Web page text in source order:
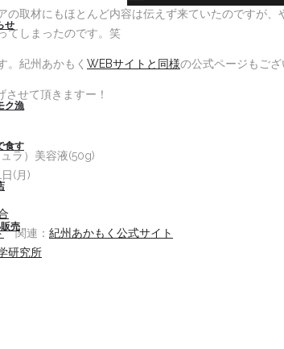
せ
ク漁
食す
売
の取材にもほとんど内容は伝えず来ていたのです
てしまったのです。笑
。紀州あかもく WEBサイトと同様の公式ページもご
させて頂きますー！
ラ）美容液(50g)
(月)
関連： 紀州あかもく公式サイト
研究所